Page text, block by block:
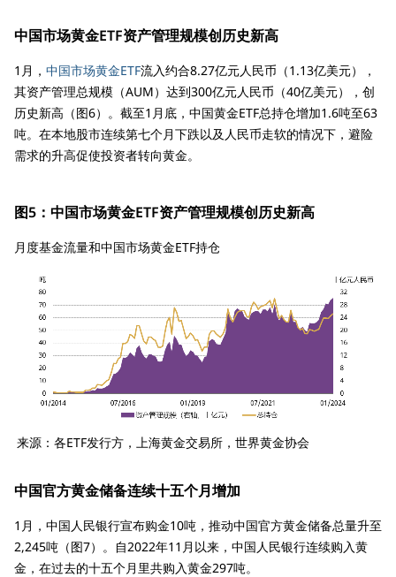
中国市场黄金ETF资产管理规模创历史新高
1月， 中国市场黄金ETF流入约合8.27亿元人民币（1.13亿美元），
其资产管理总规模（AUM）达到300亿元人民币（40亿美元），创
历史新高（图6）。截至1月底，中国黄金ETF总持仓增加1.6吨至63
吨。在本地股市连续第七个月下跌以及人民币走软的情况下，避险
需求的升高促使投资者转向黄金。
图5：中国市场黄金ETF资产管理规模创历史新高
月度基金流量和中国市场黄金ETF持仓
来源：各ETF发行方，上海黄金交易所，世界黄金协会
中国官方黄金储备连续十五个月增加
1月，中国人民银行宣布购金10吨，推动中国官方黄金储备总量升至
2,245吨（图7）。自2022年11月以来，中国人民银行连续购入黄
金，在过去的十五个月里共购入黄金297吨。